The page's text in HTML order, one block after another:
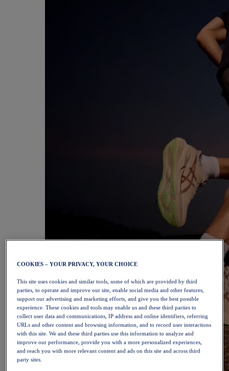
COOKIES – YOUR PRIVACY, YOUR CHOICE
This site uses cookies and similar tools, some of which are provided by third
parties, to operate and improve our site, enable social media and other features,
support our advertising and marketing efforts, and give you the best possible
experience. These cookies and tools may enable us and these third parties to
collect user data and communications, IP address and online identifiers, referring
URLs and other content and browsing information, and to record user interactions
with this site. We and these third parties use this information to analyze and
improve our performance, provide you with a more personalized experiences,
and reach you with more relevant content and ads on this site and across third
party sites.